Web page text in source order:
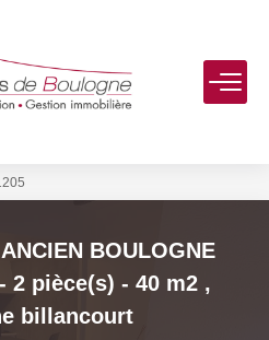
Estimer
Vendus
BOULOGNE
2 pièce(s) - 40 m2 ,
billancourt